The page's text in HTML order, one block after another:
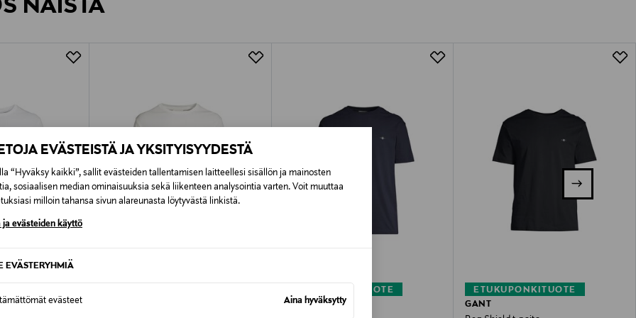
EVÄSTEISTÄ JA YKSITYISYYDESTÄ
“Hyväksy kaikki”, sallit evästeiden tallentamisen laitteellesi sisällön ja mainosten
sosiaalisen median ominaisuuksia sekä liikenteen analysointia varten. Voit muuttaa
milloin tahansa sivun alareunasta löytyvästä linkistä.
ja evästeiden käyttö
EVÄSTERYHMIÄ
evästeet Aina hyväksytty
Alk. 6,90 €, kun toimitus on saatavilla valittuun osoitteeseen.
NÄISTÄ
ETUKUPONKITUOTE
GANT
ETUKUPONKITUOTE
GANT